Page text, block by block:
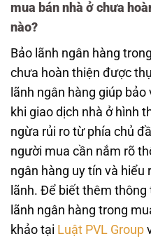
mua bán nhà ở chưa
nào?
Bảo lãnh ngân hàng
chưa hoàn thiện được
lãnh ngân hàng giúp
khi giao dịch nhà ở hình
ngừa rủi ro từ phía chủ
người mua cần nắm rõ
ngân hàng uy tín và hiểu
lãnh. Để biết thêm
lãnh ngân hàng trong
khảo tại Luật PVL Group